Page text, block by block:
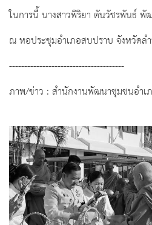
ในการนี้ นางสาวพิริยา ตันวัชรพันธ์ พั
ณ หอประชุมอำเภอสบปราบ จังหวัดล
--------------------------------------
ภาพ/ข่าว : สำนักงานพัฒนาชุมชนอำเ